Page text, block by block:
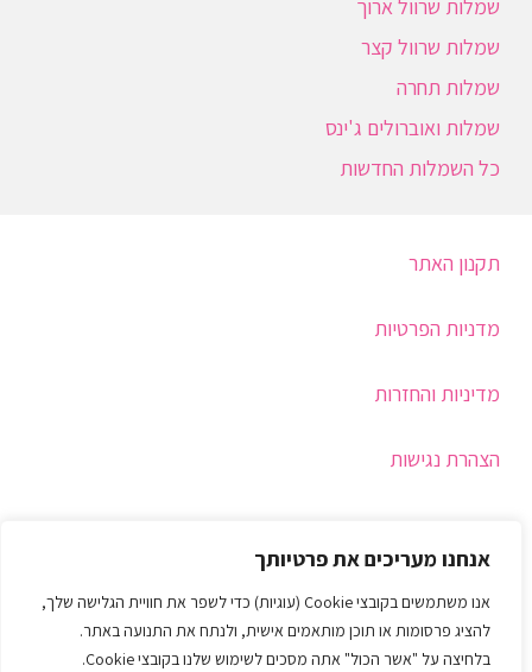
אנחנו מעריכים את פרטיותך
אנו משתמשים בקובצי Cookie (עוגיות) כדי לשפר את חוויית הגלישה שלך,
להציג פרסומות או תוכן מותאמים אישית, ולנתח את התנועה באתר.
בלחיצה על "אשר הכול" אתה מסכים לשימוש שלנו בקובצי Cookie.
שמלות שרוול ארוך
שמלות שרוול קצר
שמלות תחרה
שמלות ואוברולים ג'ינס
כל השמלות החדשות
תקנון האתר
מדניות הפרטיות
מדיניות והחזרות
הצהרת נגישות
צור קשר